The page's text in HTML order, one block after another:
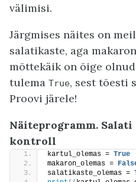
välimisi.
Järgmises näites on
salatikaste, aga
mõttekäik on õige
tulema True, sest tõesti
Proovi järele!
Näiteprogramm.
kontroll
kartul_olemas = True
makaron_olemas =
salatikaste_olemas =